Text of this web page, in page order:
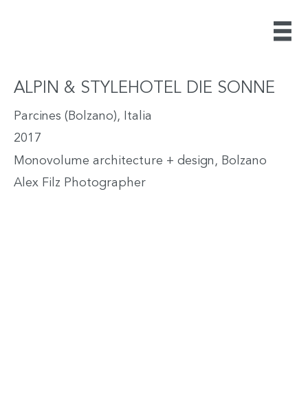
ALPIN & STYLEHOTEL DIE SONNE
Parcines (Bolzano), Italia
2017
Monovolume architecture + design, Bolzano
Alex Filz Photographer